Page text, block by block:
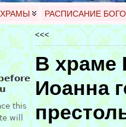
ХРАМЫ РАСПИСАНИЕ
<<<
В храме
Иоанна